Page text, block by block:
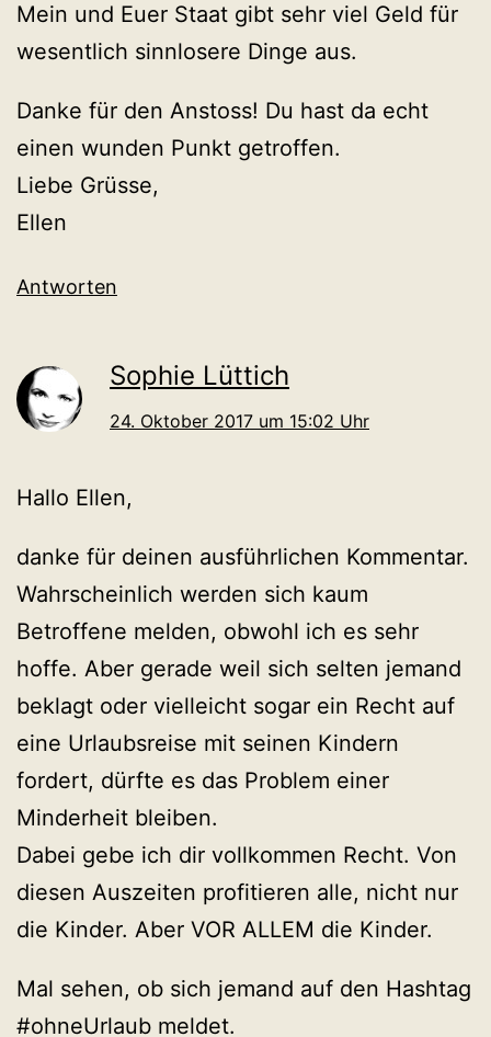
Mein und Euer Staat gibt sehr viel Geld für
wesentlich sinnlosere Dinge aus.
Danke für den Anstoss! Du hast da echt
einen wunden Punkt getroffen.
Liebe Grüsse,
Ellen
Antworten
Sophie Lüttich
24. Oktober 2017 um 15:02 Uhr
Hallo Ellen,
danke für deinen ausführlichen Kommentar.
Wahrscheinlich werden sich kaum
Betroffene melden, obwohl ich es sehr
hoffe. Aber gerade weil sich selten jemand
beklagt oder vielleicht sogar ein Recht auf
eine Urlaubsreise mit seinen Kindern
fordert, dürfte es das Problem einer
Minderheit bleiben.
Dabei gebe ich dir vollkommen Recht. Von
diesen Auszeiten profitieren alle, nicht nur
die Kinder. Aber VOR ALLEM die Kinder.
Mal sehen, ob sich jemand auf den Hashtag
#ohneUrlaub meldet.